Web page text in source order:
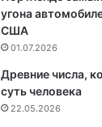
угона
США
01.07.2026
Древние числа,
суть человека
22.05.2026